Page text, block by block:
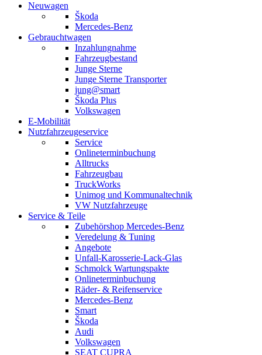
Neuwagen
Škoda
Mercedes-Benz
Gebrauchtwagen
Inzahlungnahme
Fahrzeugbestand
Junge Sterne
Junge Sterne Transporter
jung@smart
Škoda Plus
Volkswagen
E-Mobilität
Nutzfahrzeugeservice
Service
Onlineterminbuchung
Alltrucks
Fahrzeugbau
TruckWorks
Unimog und Kommunaltechnik
VW Nutzfahrzeuge
Service & Teile
Zubehörshop Mercedes-Benz
Veredelung & Tuning
Angebote
Unfall-Karosserie-Lack-Glas
Schmolck Wartungspakte
Onlineterminbuchung
Räder- & Reifenservice
Mercedes-Benz
Smart
Škoda
Audi
Volkswagen
SEAT CUPRA